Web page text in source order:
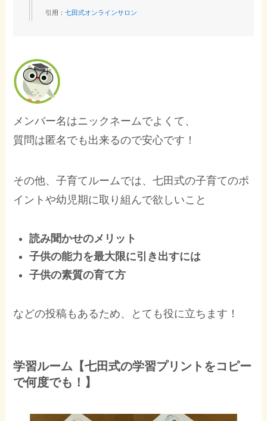
引用：七田式オンラインサロン
メンバー名はニックネームでよくて、
質問は匿名でも出来るので安心です！
その他、子育てルームでは、七田式の子育てのポ
イントや幼児期に取り組んで欲しいこと
読み聞かせのメリット
子供の能力を最大限に引き出すには
子供の素質の育て方
などの投稿もあるため、とても役に立ちます！
学習ルーム【七田式の学習プリントをコピー
で何度でも！】